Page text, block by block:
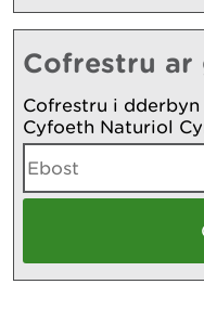
Cofrestru
Cofrestru i
Cyfoeth Naturiol